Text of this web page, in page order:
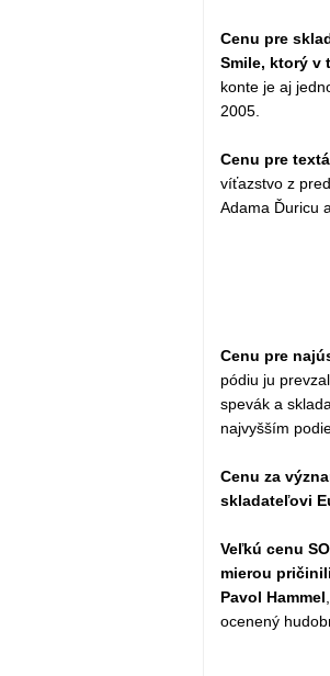
Cenu pre
Smile, ktorý v
konte je aj
2005.
Cenu pre
víťazstvo z
Adama Ďuricu
Cenu pre
pódiu ju
spevák a
najvyšším
Cenu za
skladateľovi
Veľkú cenu
mierou
Pavol Hammel
ocenený